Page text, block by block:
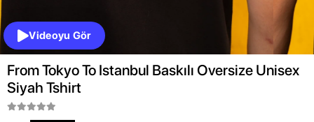
Videoyu Gör
From Tokyo To Istanbul Baskılı Oversize Unisex
Siyah Tshirt